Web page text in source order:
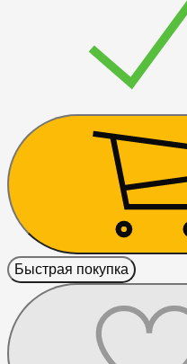
Быстрая покупка